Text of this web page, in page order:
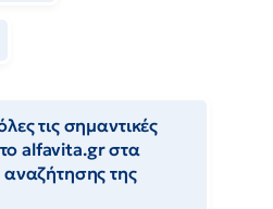
τις σημαντικές
το alfavita.gr στα
της